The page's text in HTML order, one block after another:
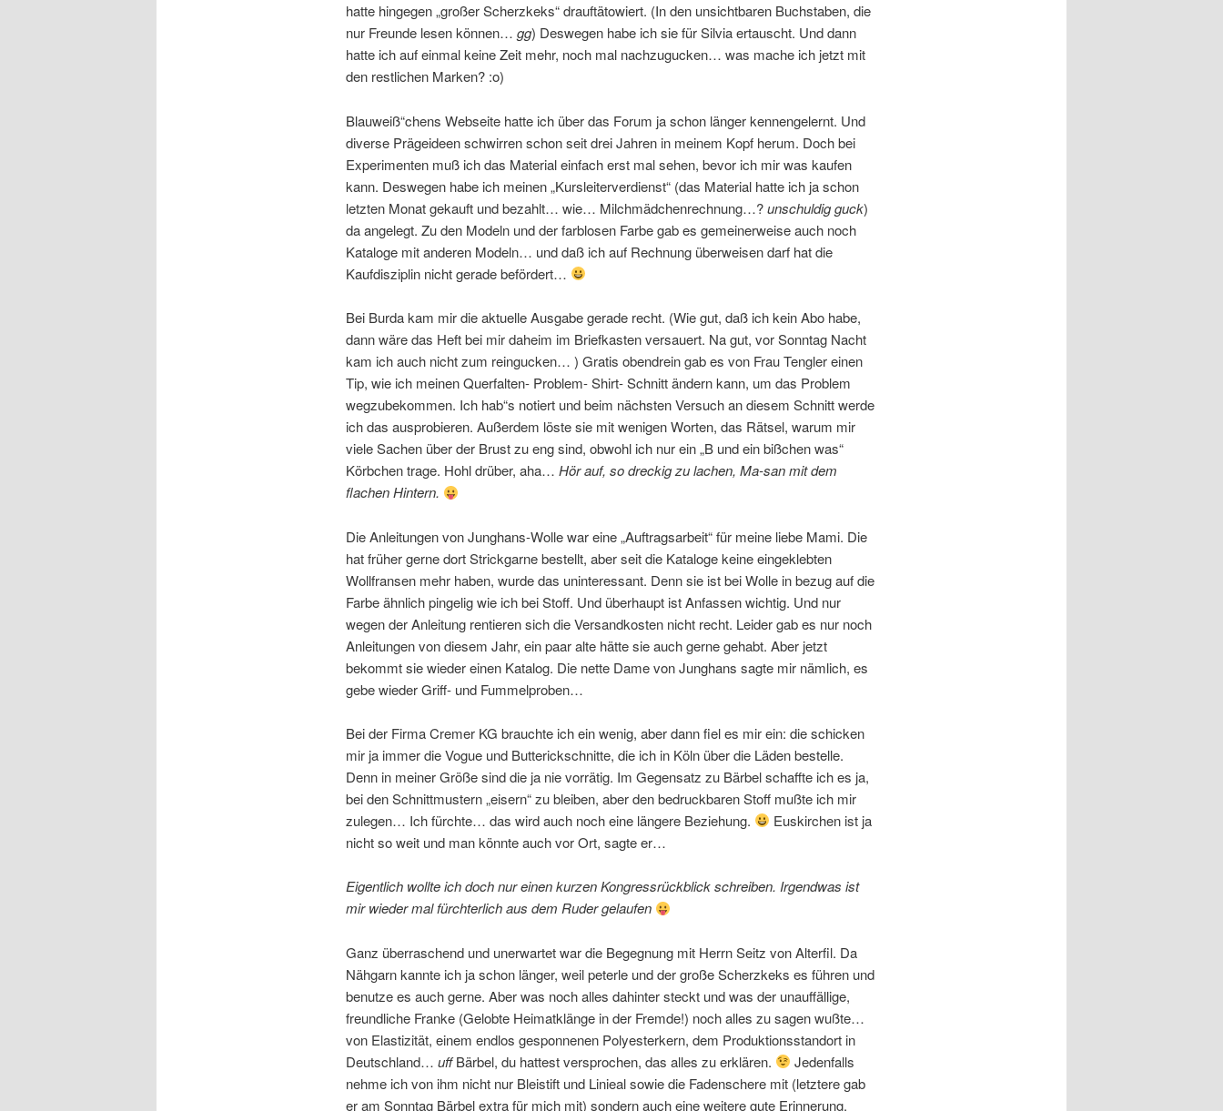
hatte hingegen „großer Scherzkeks“ drauftätowiert. (In den unsichtbaren Buchstaben, die
nur Freunde lesen können… gg) Deswegen habe ich sie für Silvia ertauscht. Und dann
hatte ich auf einmal keine Zeit mehr, noch mal nachzugucken… was mache ich jetzt mit
den restlichen Marken? :o)
Blauweiß“chens Webseite hatte ich über das Forum ja schon länger kennengelernt. Und
diverse Prägeideen schwirren schon seit drei Jahren in meinem Kopf herum. Doch bei
Experimenten muß ich das Material einfach erst mal sehen, bevor ich mir was kaufen
kann. Deswegen habe ich meinen „Kursleiterverdienst“ (das Material hatte ich ja schon
letzten Monat gekauft und bezahlt… wie… Milchmädchenrechnung…?unschuldig guck)
da angelegt. Zu den Modeln und der farblosen Farbe gab es gemeinerweise auch noch
Kataloge mit anderen Modeln… und daß ich auf Rechnung überweisen darf hat die
Kaufdisziplin nicht gerade befördert…
Bei Burda kam mir die aktuelle Ausgabe gerade recht. (Wie gut, daß ich kein Abo habe,
dann wäre das Heft bei mir daheim im Briefkasten versauert. Na gut, vor Sonntag Nacht
kam ich auch nicht zum reingucken… ) Gratis obendrein gab es von Frau Tengler einen
Tip, wie ich meinen Querfalten- Problem- Shirt- Schnitt ändern kann, um das Problem
wegzubekommen. Ich hab“s notiert und beim nächsten Versuch an diesem Schnitt werde
ich das ausprobieren. Außerdem löste sie mit wenigen Worten, das Rätsel, warum mir
viele Sachen über der Brust zu eng sind, obwohl ich nur ein „B und ein bißchen was“
Körbchen trage. Hohl drüber, aha… Hör auf, so dreckig zu lachen, Ma-san mit dem
flachen Hintern.
Die Anleitungen von Junghans-Wolle war eine „Auftragsarbeit“ für meine liebe Mami. Die
hat früher gerne dort Strickgarne bestellt, aber seit die Kataloge keine eingeklebten
Wollfransen mehr haben, wurde das uninteressant. Denn sie ist bei Wolle in bezug auf die
Farbe ähnlich pingelig wie ich bei Stoff. Und überhaupt ist Anfassen wichtig. Und nur
wegen der Anleitung rentieren sich die Versandkosten nicht recht. Leider gab es nur noch
Anleitungen von diesem Jahr, ein paar alte hätte sie auch gerne gehabt. Aber jetzt
bekommt sie wieder einen Katalog. Die nette Dame von Junghans sagte mir nämlich, es
gebe wieder Griff- und Fummelproben…
Bei der Firma Cremer KG brauchte ich ein wenig, aber dann fiel es mir ein: die schicken
mir ja immer die Vogue und Butterickschnitte, die ich in Köln über die Läden bestelle.
Denn in meiner Größe sind die ja nie vorrätig. Im Gegensatz zu Bärbel schaffte ich es ja,
bei den Schnittmustern „eisern“ zu bleiben, aber den bedruckbaren Stoff mußte ich mir
zulegen… Ich fürchte… das wird auch noch eine längere Beziehung.
Euskirchen ist ja
nicht so weit und man könnte auch vor Ort, sagte er…
Eigentlich wollte ich doch nur einen kurzen Kongressrückblick schreiben. Irgendwas ist
mir wieder mal fürchterlich aus dem Ruder gelaufen
Ganz überraschend und unerwartet war die Begegnung mit Herrn Seitz von Alterfil. Da
Nähgarn kannte ich ja schon länger, weil peterle und der große Scherzkeks es führen und
benutze es auch gerne. Aber was noch alles dahinter steckt und was der unauffällige,
freundliche Franke (Gelobte Heimatklänge in der Fremde!) noch alles zu sagen wußte…
von Elastizität, einem endlos gesponnenen Polyesterkern, dem Produktionsstandort in
Deutschland… uffBärbel, du hattest versprochen, das alles zu erklären.
Jedenfalls
nehme ich von ihm nicht nur Bleistift und Linieal sowie die Fadenschere mit (letztere gab
er am Sonntag Bärbel extra für mich mit) sondern auch eine weitere gute Erinnerung.